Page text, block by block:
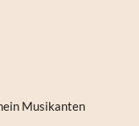
Musikanten